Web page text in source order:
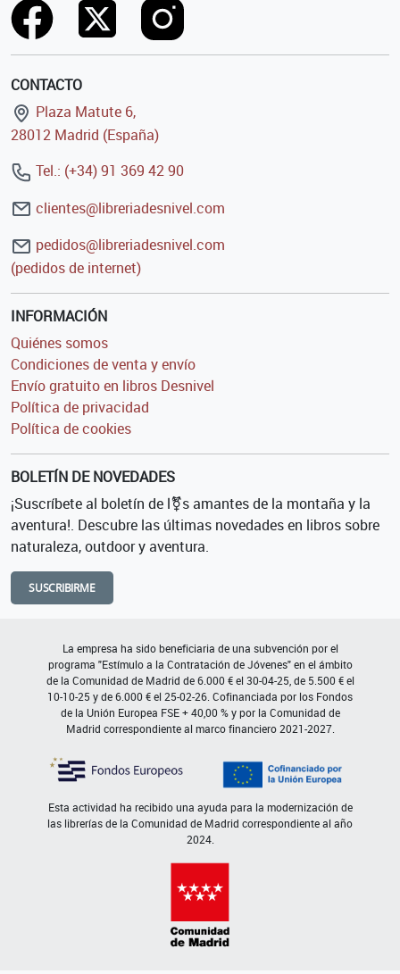
CONTACTO
Plaza Matute 6,
28012 Madrid (España)
Tel.: (+34) 91 369 42 90
clientes@libreriadesnivel.com
pedidos@libreriadesnivel.com
(pedidos de internet)
INFORMACIÓN
Quiénes somos
Condiciones de venta y envío
Envío gratuito en libros Desnivel
Política de privacidad
Política de cookies
BOLETÍN DE NOVEDADES
¡Suscríbete al boletín de l⚧s amantes de la montaña y la
aventura!. Descubre las últimas novedades en libros sobre
naturaleza, outdoor y aventura.
SUSCRIBIRME
La empresa ha sido beneficiaria de una subvención por el
programa "Estímulo a la Contratación de Jóvenes" en el ámbito
de la Comunidad de Madrid de 6.000 € el 30-04-25, de 5.500 € el
10-10-25 y de 6.000 € el 25-02-26. Cofinanciada por los Fondos
de la Unión Europea FSE + 40,00 % y por la Comunidad de
Madrid correspondiente al marco financiero 2021-2027.
Esta actividad ha recibido una ayuda para la modernización de
las librerías de la Comunidad de Madrid correspondiente al año
2024.